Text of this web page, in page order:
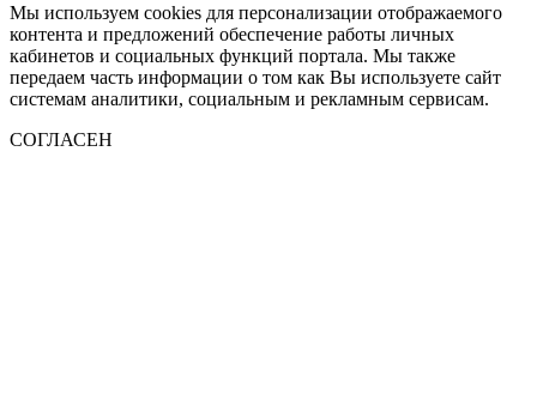
Мы используем cookies для персонализации отображаемого
контента и предложений обеспечение работы личных
кабинетов и социальных функций портала. Мы также
передаем часть информации о том как Вы используете сайт
системам аналитики, социальным и рекламным сервисам.
СОГЛАСЕН